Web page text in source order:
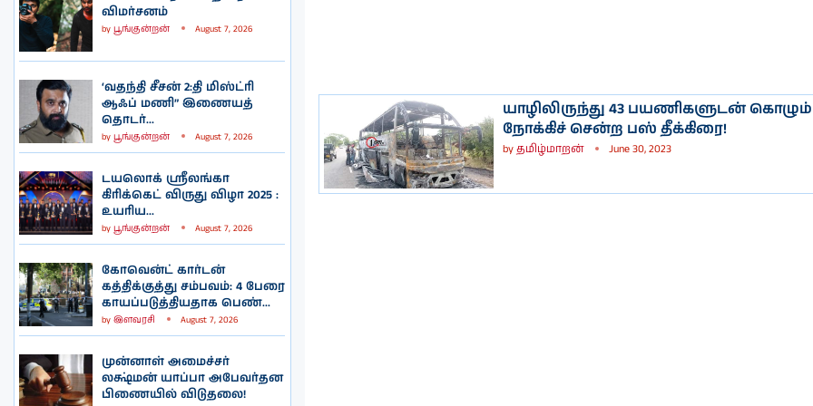
விமர்சனம்
by பூங்குன்றன் August 7, 2026
‘வதந்தி சீசன் 2:தி மிஸ்ட்ரி
ஆஃப் மணி” இணையத்
தொடர்...
by பூங்குன்றன் August 7, 2026
டயலொக் ஸ்ரீலங்கா
கிரிக்கெட் விருது விழா 2025 :
உயரிய...
by பூங்குன்றன் August 7, 2026
கோவென்ட் கார்டன்
கத்திக்குத்து சம்பவம்: 4 பேரை
காயப்படுத்தியதாக பெண்...
by இளவரசி August 7, 2026
முன்னாள் அமைச்சர்
லக்ஷ்மன் யாப்பா அபேவர்தன
பிணையில் விடுதலை!
யாழிலிருந்து 43 பயணிகளுடன்
நோக்கிச் சென்ற பஸ் தீக்கிரை!
byதமிழ்மாறன் June 30, 2023